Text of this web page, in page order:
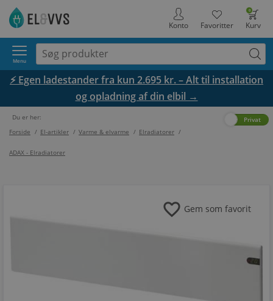
0
Kurv
Favoritter
Konto
Menu
⚡ Egen ladestander fra kun 2.695 kr. – Alt til installation
og opladning af din elbil →
Du er her:
Forside / El-artikler / Varme & elvarme / Elradiatorer /
ADAX - Elradiatorer
Privat
favorite Gem som favorit